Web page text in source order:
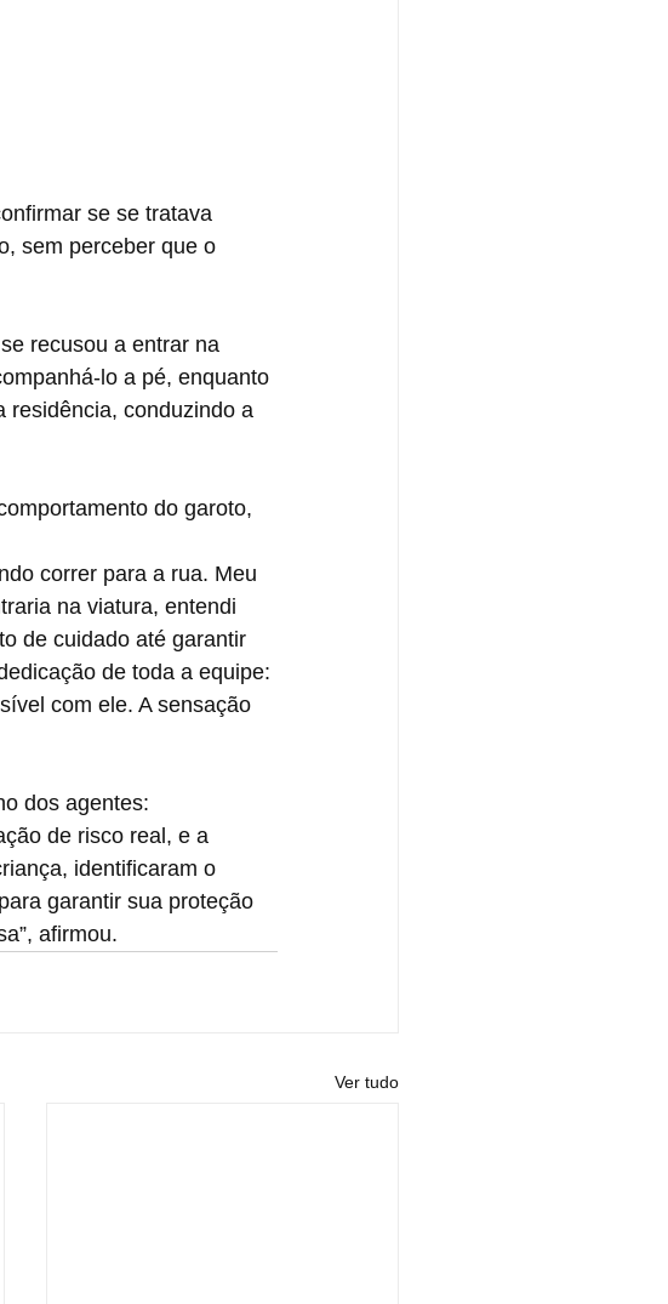
se se tratava
sem perceber que o
recusou a entrar na
lo a pé, enquanto
residência, conduzindo a
do garoto,
correr para a rua. Meu
na viatura, entendi
de cuidado até garantir
de toda a equipe:
com ele. A sensação
dos agentes:
de risco real, e a
identificaram o
garantir sua proteção
afirmou.
Ver tudo